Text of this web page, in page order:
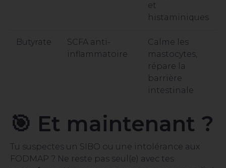
et
histaminiques
Butyrate
SCFA anti-
inflammatoire
Calme les
mastocytes,
répare la
barrière
intestinale
🎯 Et maintenant ?
Tu suspectes un SIBO ou une intolérance aux
FODMAP ? Ne reste pas seul(e) avec tes